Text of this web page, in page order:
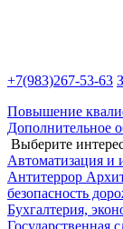
+7(983)267-53-63
Повышение
Дополнительное
Выберите
Автоматизация и
Антитеррор
безопасность
Бухгалтерия,